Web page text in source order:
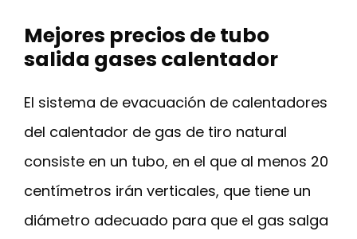
Mejores precios de tubo
salida gases calentador
El sistema de evacuación de calentadores
del calentador de gas de tiro natural
consiste en un tubo, en el que al menos 20
centímetros irán verticales, que tiene un
diámetro adecuado para que el gas salga